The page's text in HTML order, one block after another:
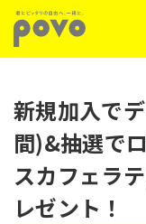
新規加入で
間)&抽選で
スカフェラ
レゼント！